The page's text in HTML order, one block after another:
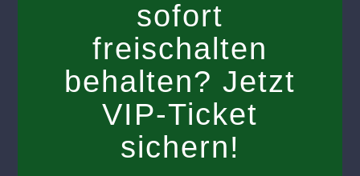
sofort
freischalten
behalten? Jetzt
VIP-Ticket
sichern!